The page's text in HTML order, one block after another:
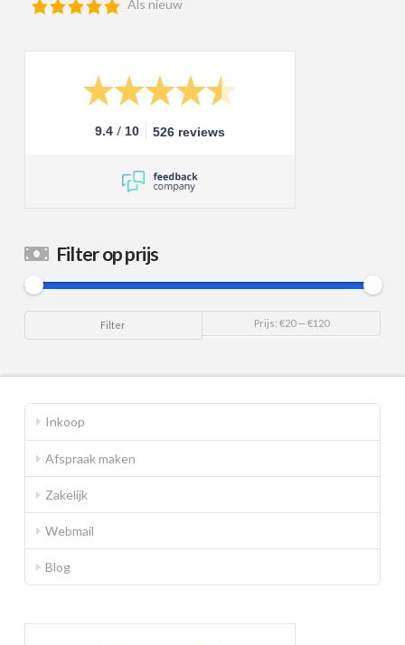
Als nieuw
9.4 / 10 526 reviews
Filter op prijs
prijs
prijs
Filter Prijs: €20— €120
Inkoop
Afspraak maken
Zakelijk
Webmail
Blog